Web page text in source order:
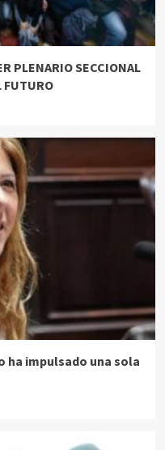
PLENARIO SECCIONAL
FUTURO
ha impulsado una sola